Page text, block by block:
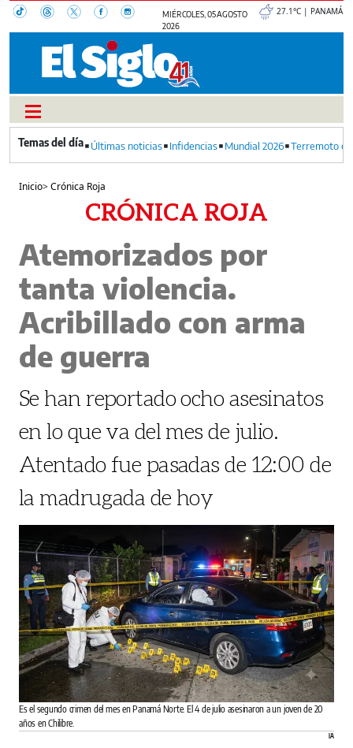
MIÉRCOLES, 05 AGOSTO
2026
27.1°C | PANAMÁ
Últimas noticias Infidencias Mundial 2026 Terremoto
Inicio>Crónica Roja
CRÓNICA ROJA
Atemorizados por
tanta violencia.
Acribillado con arma
de guerra
Se han reportado ocho asesinatos
en lo que va del mes de julio.
Atentado fue pasadas de 12:00 de
la madrugada de hoy
Es el segundo crimen del mes en Panamá Norte. El 4 de julio asesinaron a un joven de 20
años en Chilibre.
IA